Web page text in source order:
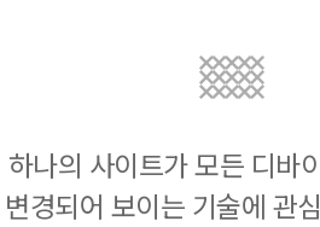
하나의 사이트가 모든 디바
변경되어 보이는 기술에 관